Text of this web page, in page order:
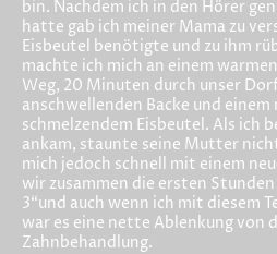
bin. Nachdem ich in den Hörer
hatte gab ich meiner Mama zu
Eisbeutel benötigte und zu ihm
machte ich mich an einem
Weg, 20 Minuten durch unser
anschwellenden Backe und
schmelzendem Eisbeutel. Als ich
ankam, staunte seine Mutter
mich jedoch schnell mit einem
wir zusammen die ersten
3“und auch wenn ich mit diesem
war es eine nette Ablenkung von
Zahnbehandlung.